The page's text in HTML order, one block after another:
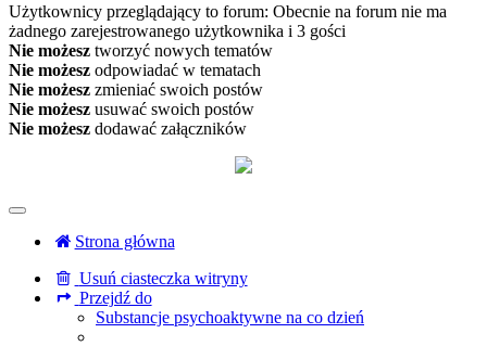
Użytkownicy przeglądający to forum: Obecnie na forum nie ma
żadnego zarejestrowanego użytkownika i 3 gości
Nie możesz tworzyć nowych tematów
Nie możesz odpowiadać w tematach
Nie możesz zmieniać swoich postów
Nie możesz usuwać swoich postów
Nie możesz dodawać załączników
Strona główna
Usuń ciasteczka witryny
Przejdź do
Substancje psychoaktywne na co dzień